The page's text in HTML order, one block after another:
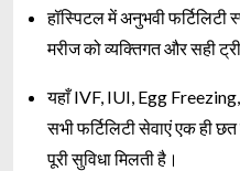
हॉस्पिटल में अनुभवी फर्टिलिटी
मरीज को व्यक्तिगत और सही
यहाँ IVF, IUI, Egg
सभी फर्टिलिटी सेवाएं एक ही
पूरी सुविधा मिलती है।